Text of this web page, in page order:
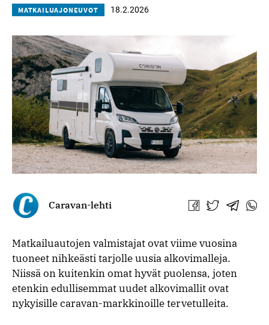
MATKAILUAJONEUVOT 18.2.2026
Caravan-lehti
Jaa Jaa Jaa Jaa
Matkailuautojen valmistajat ovat viime vuosina
tuoneet nihkeästi tarjolle uusia alkovimalleja.
Niissä on kuitenkin omat hyvät puolensa, joten
etenkin edullisemmat uudet alkovimallit ovat
nykyisille caravan-markkinoille tervetulleita.